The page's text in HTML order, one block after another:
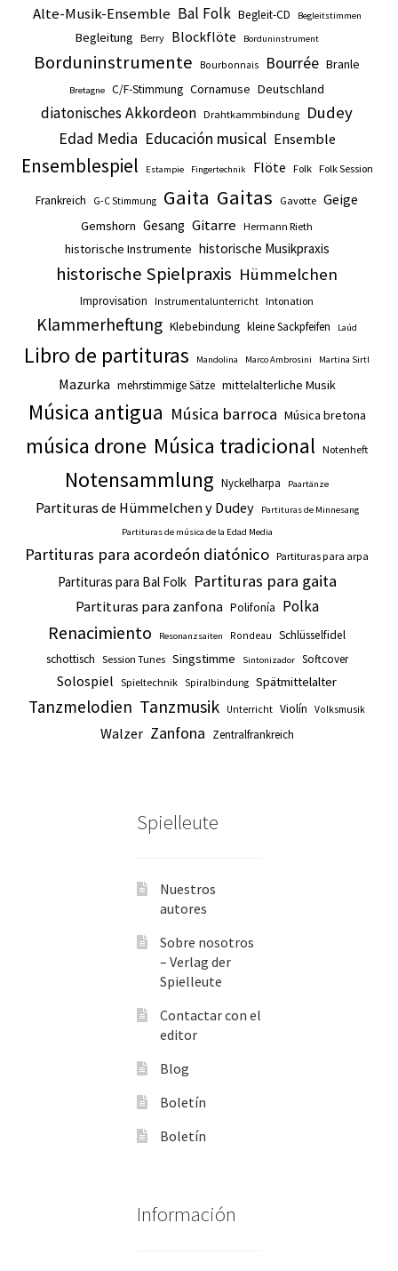
Alte-Musik-Ensemble Bal Folk Begleit-CD Begleitstimmen
Begleitung Berry Blockflöte Borduninstrument
Borduninstrumente Bourbonnais Bourrée Branle
Bretagne C/F-Stimmung Cornamuse Deutschland
diatonisches Akkordeon Drahtkammbindung
Dudey
Edad Media Educación musical Ensemble
Ensemblespiel Estampie Fingertechnik Flöte Folk Folk Session
Frankreich G-C Stimmung Gaita Gaitas Gavotte Geige
Gemshorn Gesang Gitarre Hermann Rieth
historische Instrumente historische Musikpraxis
historische Spielpraxis Hümmelchen
Improvisation Instrumentalunterricht Intonation
Klammerheftung Klebebindung kleine Sackpfeifen Laúd
Libro de partituras Mandolina Marco Ambrosini Martina Sirtl
Mazurka mehrstimmige Sätze mittelalterliche Musik
Música antigua Música barroca Música bretona
música drone Música tradicional Notenheft
Notensammlung Nyckelharpa Paartänze
Partituras de Hümmelchen y Dudey
Partituras de Minnesang
Partituras de música de la Edad Media
Partituras para acordeón diatónico Partituras para arpa
Partituras para Bal Folk Partituras para gaita
Partituras para zanfona Polifonía Polka
Renacimiento Resonanzsaiten Rondeau
Schlüsselfidel
schottisch Session Tunes Singstimme Sintonizador Softcover
Solospiel Spieltechnik Spiralbindung Spätmittelalter
Tanzmelodien Tanzmusik Unterricht Violín Volksmusik
Walzer Zanfona Zentralfrankreich
Spielleute
Nuestros
autores
Sobre nosotros
– Verlag der
Spielleute
Contactar con el
editor
Blog
Boletín
Boletín
Información